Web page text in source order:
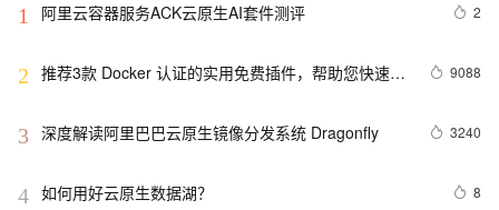
1 阿里云容器服务ACK云原生AI套件测评 2
2 推荐3款 Docker 认证的实用免费插件，帮助您快速构
9088
3 深度解读阿里巴巴云原生镜像分发系统 Dragonfly 3240
4 如何用好云原生数据湖？ 8